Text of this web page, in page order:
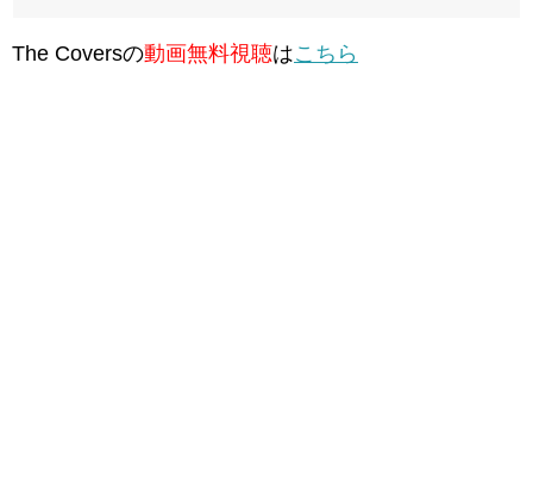
The Coversの動画無料視聴はこちら